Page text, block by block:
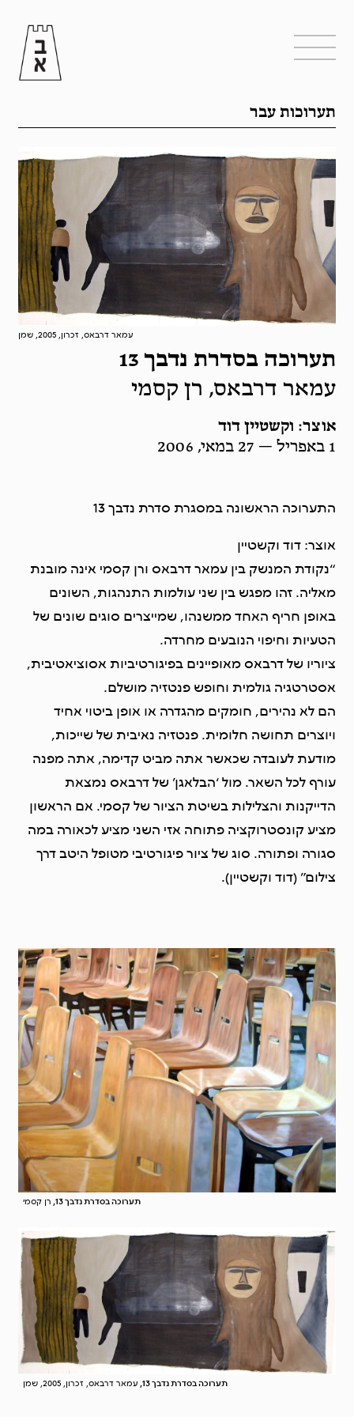
תערוכות עבר
עמאר דרבאס, זכרון, 2005, שמן
תערוכה בסדרת נדבך 13
עמאר דרבאס, רן קסמי
אוצר: וקשטיין דוד
1 באפריל — 27 במאי, 2006
התערוכה הראשונה במסגרת סדרת נדבך 13
אוצר: דוד וקשטיין
“נקודת המנשק בין עמאר דרבאס ורן קסמי אינה מובנת
מאליה. זהו מפגש בין שני עולמות התנהגות, השונים
באופן חריף האחד ממשנהו, שמייצרים סוגים שונים של
הטעיות וחיפוי הנובעים מחרדה.
ציוריו של דרבאס מאופיינים בפיגורטיביות אסוציאטיבית,
אסטרטגיה גולמית וחופש פנטזיה מושלם.
הם לא נהירים, חומקים מהגדרה או אופן ביטוי אחיד
ויוצרים תחושה חלומית. פנטזיה נאיבית של שייכות,
מודעת לעובדה שכאשר אתה מביט קדימה, אתה מפנה
עורף לכל השאר. מול ‘הבלאגן’ של דרבאס נמצאת
הדייקנות והצלילות בשיטת הציור של קסמי. אם הראשון
מציע קונסטרוקציה פתוחה אזי השני מציע לכאורה במה
סגורה ופתורה. סוג של ציור פיגורטיבי מטופל היטב דרך
צילום” (דוד וקשטיין).
תערוכה בסדרת נדבך 13, רן קסמי
תערוכה בסדרת נדבך 13, עמאר דרבאס, זכרון, 2005, שמן